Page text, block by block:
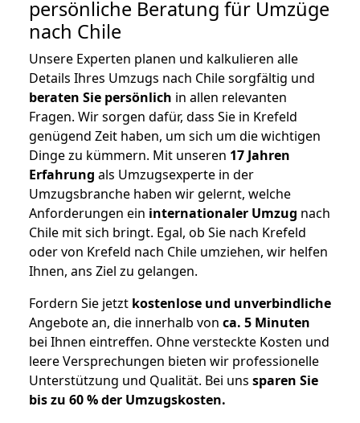
persönliche Beratung für Umzüge
nach Chile
Unsere Experten planen und kalkulieren alle
Details Ihres Umzugs nach Chile sorgfältig und
beraten Sie persönlich in allen relevanten
Fragen. Wir sorgen dafür, dass Sie in Krefeld
genügend Zeit haben, um sich um die wichtigen
Dinge zu kümmern. Mit unseren 17 Jahren
Erfahrung als Umzugsexperte in der
Umzugsbranche haben wir gelernt, welche
Anforderungen ein internationaler Umzug nach
Chile mit sich bringt. Egal, ob Sie nach Krefeld
oder von Krefeld nach Chile umziehen, wir helfen
Ihnen, ans Ziel zu gelangen.
Fordern Sie jetzt kostenlose und unverbindliche
Angebote an, die innerhalb von ca. 5 Minuten
bei Ihnen eintreffen. Ohne versteckte Kosten und
leere Versprechungen bieten wir professionelle
Unterstützung und Qualität. Bei uns sparen Sie
bis zu 60 % der Umzugskosten.